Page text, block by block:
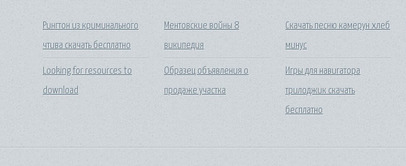
Рингтон из криминального
чтива скачать бесплатно
Looking for resources to
download
Ментовские войны 8
википедия
Образец объявления о
продаже участка
Скачать песню камерун хлеб
минус
Игры для навигатора
трилоджик скачать
бесплатно